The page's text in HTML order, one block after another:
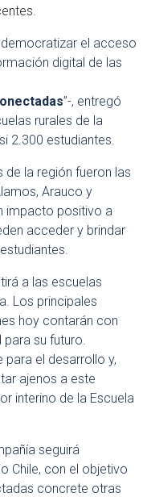
el acceso
digital de las
”-, entregó
rurales de la
2.300 estudiantes.
la región fueron las
Arauco y
impacto positivo a
acceder y brindar
a las escuelas
Los principales
hoy contarán con
su futuro.
el desarrollo y,
ajenos a este
interino de la Escuela
seguirá
Chile, con el objetivo
concrete otras